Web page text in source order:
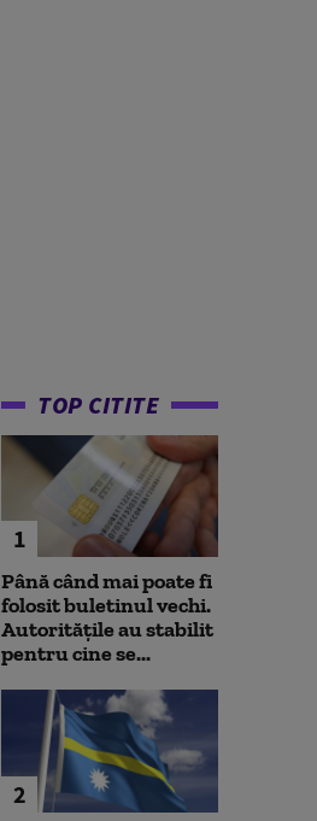
TOP CITITE
1
Până când mai poate fi
folosit buletinul vechi.
Autoritățile au stabilit
pentru cine se...
2